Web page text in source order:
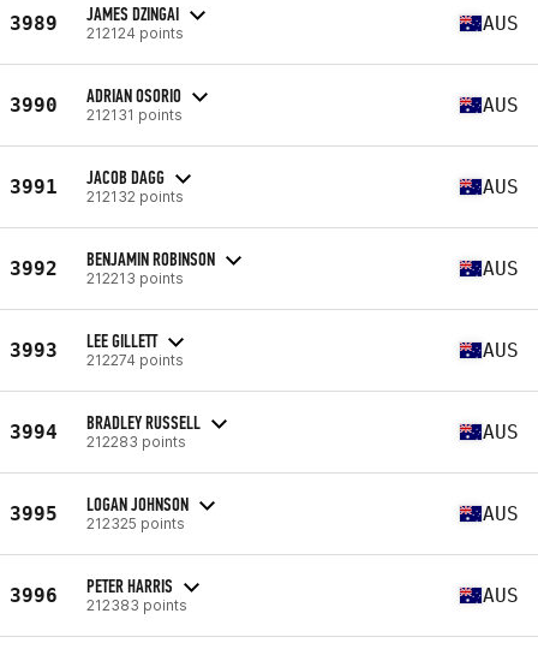
3989 JAMES DZINGAI
212124 points AUS
3990 ADRIAN OSORIO
212131 points AUS
3991 JACOB DAGG
212132 points AUS
3992 BENJAMIN ROBINSON
212213 points AUS
3993 LEE GILLETT
212274 points AUS
3994 BRADLEY RUSSELL
212283 points AUS
3995 LOGAN JOHNSON
212325 points AUS
3996 PETER HARRIS
212383 points AUS